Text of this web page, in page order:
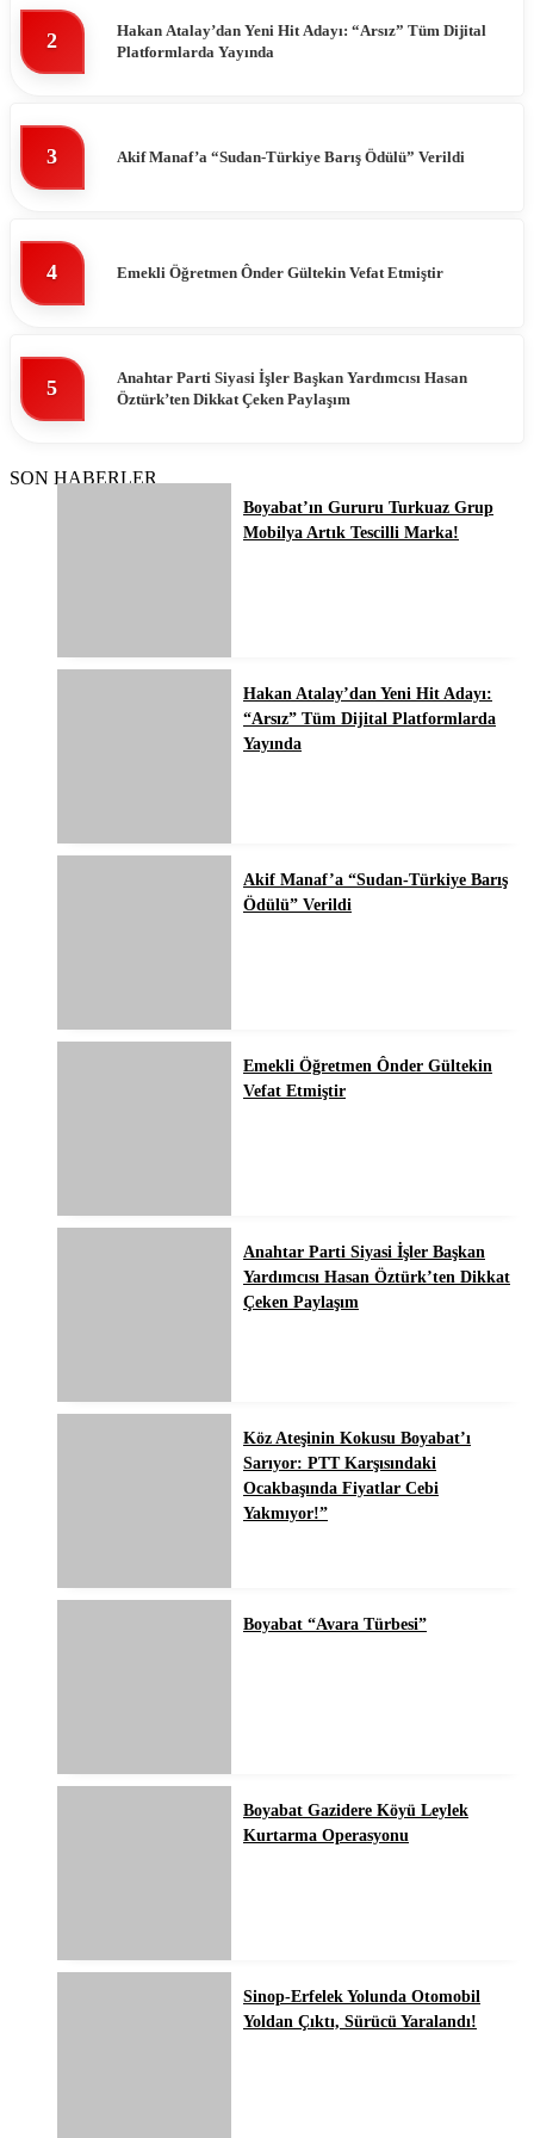
2
Hakan Atalay’dan Yeni Hit Adayı: “Arsız” Tüm Dijital
Platformlarda Yayında
3 Akif Manaf’a “Sudan-Türkiye Barış Ödülü” Verildi
4 Emekli Öğretmen Ônder Gültekin Vefat Etmiştir
5
Anahtar Parti Siyasi İşler Başkan Yardımcısı Hasan
Öztürk’ten Dikkat Çeken Paylaşım
SON HABERLER
Boyabat’ın Gururu Turkuaz Grup
Mobilya Artık Tescilli Marka!
Hakan Atalay’dan Yeni Hit Adayı:
“Arsız” Tüm Dijital Platformlarda
Yayında
Akif Manaf’a “Sudan-Türkiye Barış
Ödülü” Verildi
Emekli Öğretmen Ônder Gültekin
Vefat Etmiştir
Anahtar Parti Siyasi İşler Başkan
Yardımcısı Hasan Öztürk’ten Dikkat
Çeken Paylaşım
Köz Ateşinin Kokusu Boyabat’ı
Sarıyor: PTT Karşısındaki
Ocakbaşında Fiyatlar Cebi
Yakmıyor!”
Boyabat “Avara Türbesi”
Boyabat Gazidere Köyü Leylek
Kurtarma Operasyonu
Sinop-Erfelek Yolunda Otomobil
Yoldan Çıktı, Sürücü Yaralandı!